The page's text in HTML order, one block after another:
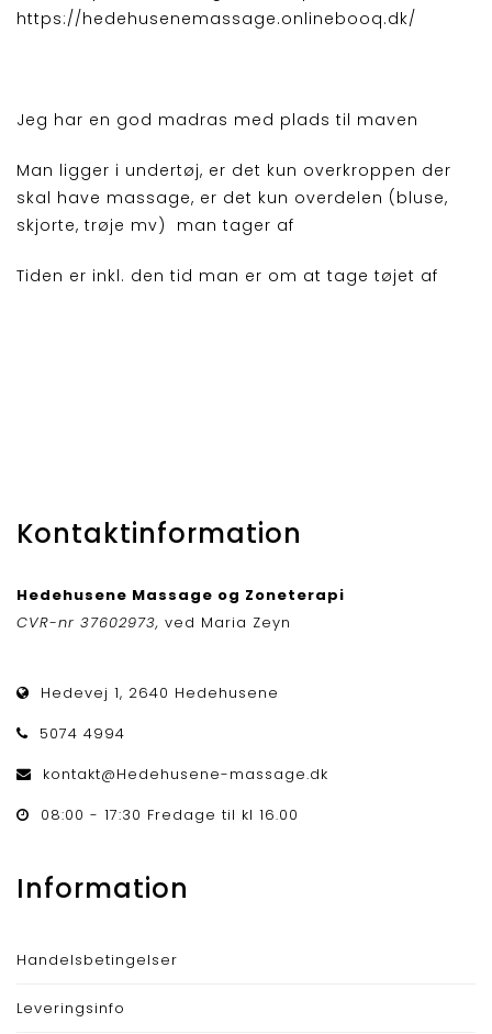
https://hedehusenemassage.onlinebooq.dk/
Jeg har en god madras med plads til maven
Man ligger i undertøj, er det kun overkroppen der
skal have massage, er det kun overdelen (bluse,
skjorte, trøje mv) man tager af
Tiden er inkl. den tid man er om at tage tøjet af
Kontaktinformation
Hedehusene Massage og Zoneterapi
CVR-nr 37602973, ved Maria Zeyn
Hedevej 1, 2640 Hedehusene
5074 4994
kontakt@Hedehusene-massage.dk
08:00 - 17:30 Fredage til kl 16.00
Information
Handelsbetingelser
Leveringsinfo